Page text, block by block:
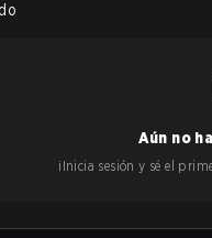
Aún no
¡Inicia sesión y sé el